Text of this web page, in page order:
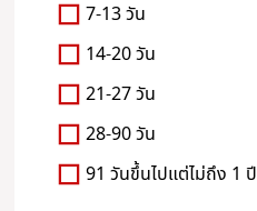
7-13 วัน
14-20 วัน
21-27 วัน
28-90 วัน
91 วันขึ้นไปแต่ไม่ถึง 1 ปี